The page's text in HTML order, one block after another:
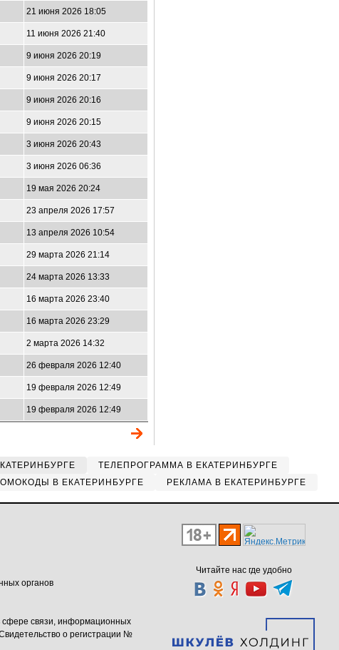
21 июня 2026 18:05
11 июня 2026 21:40
9 июня 2026 20:19
9 июня 2026 20:17
9 июня 2026 20:16
9 июня 2026 20:15
3 июня 2026 20:43
3 июня 2026 06:36
19 мая 2026 20:24
23 апреля 2026 17:57
13 апреля 2026 10:54
29 марта 2026 21:14
24 марта 2026 13:33
16 марта 2026 23:40
16 марта 2026 23:29
2 марта 2026 14:32
26 февраля 2026 12:40
19 февраля 2026 12:49
19 февраля 2026 12:49
ТЕЛЕПРОГРАММА В ЕКАТЕРИНБУРГЕ
В ЕКАТЕРИНБУРГЕ РЕКЛАМА В ЕКАТЕРИНБУРГЕ
Читайте нас где удобно
органов
сфере связи, информационных
о регистрации №